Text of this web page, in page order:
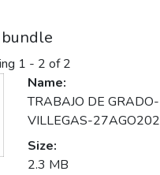
1 - 2 of 2
Name:
TRABAJO DE
VILLEGAS-
Size:
2.3 MB